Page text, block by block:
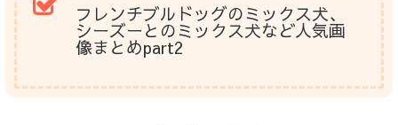
フレンチブルドッグのミックス犬、
シーズーとのミックス犬など人気画
像まとめpart2